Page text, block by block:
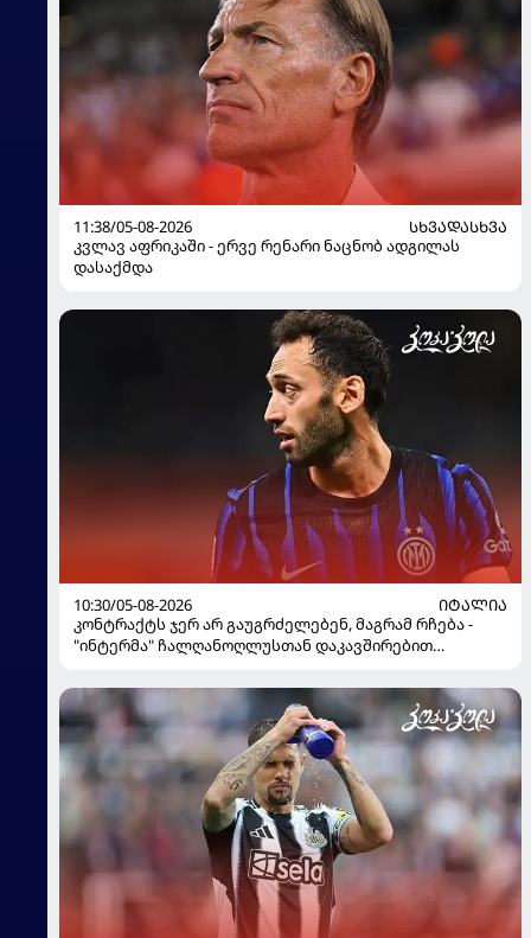
11:38/05-08-2026
ᲡᲮᲕᲐᲓᲐᲡᲮᲕᲐ
კვლავ აფრიკაში - ერვე რენარი ნაცნობ ადგილას
დასაქმდა
10:30/05-08-2026
ᲘᲢᲐᲚᲘᲐ
კონტრაქტს ჯერ არ გაუგრძელებენ, მაგრამ რჩება -
"ინტერმა" ჩალღანოღლუსთან დაკავშირებით